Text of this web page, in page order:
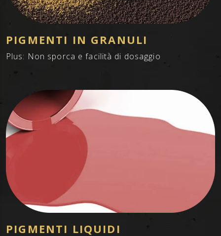
PIGMENTI IN GRANULI
Plus: Non sporca e facilità di dosaggio
PIGMENTI LIQUIDI